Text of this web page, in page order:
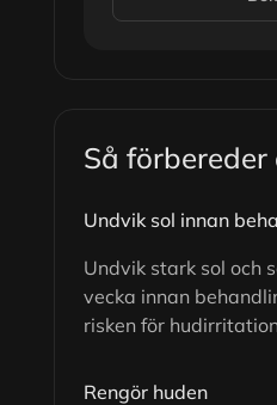
Så förbereder
Undvik sol innan
Undvik stark sol och
vecka innan
risken för
Rengör huden